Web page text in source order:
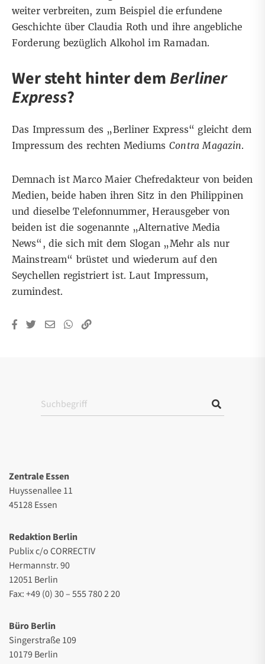
weiter verbreiten, zum Beispiel dieerfundene
Geschichte über Claudia Roth und ihre angebliche
Forderung bezüglich Alkohol im Ramadan.
Wer steht hinter demBerliner
Express?
Das Impressumdes „Berliner Express“ gleicht dem
Impressumdes rechten MediumsContra Magazin.
Demnach ist Marco Maier Chefredakteur von beiden
Medien, beide haben ihren Sitz in den Philippinen
und dieselbe Telefonnummer, Herausgeber von
beiden ist die sogenannte „Alternative Media
News“, die sich mit dem Slogan„Mehr als nur
Mainstream“ brüstet und wiederum auf den
Seychellen registriert ist. Laut Impressum,
zumindest.
Zentrale Essen
Huyssenallee 11
45128 Essen
Redaktion Berlin
Publix c/o CORRECTIV
Hermannstr. 90
12051 Berlin
Fax: +49 (0) 30 – 555 780 2 20
Büro Berlin
Singerstraße 109
10179 Berlin